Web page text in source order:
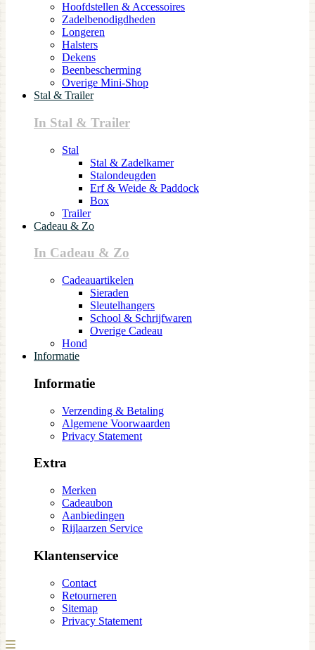
Hoofdstellen & Accessoires
Zadelbenodigdheden
Longeren
Halsters
Dekens
Beenbescherming
Overige Mini-Shop
Stal & Trailer
In Stal & Trailer
Stal
Stal & Zadelkamer
Stalondeugden
Erf & Weide & Paddock
Box
Trailer
Cadeau & Zo
In Cadeau & Zo
Cadeauartikelen
Sieraden
Sleutelhangers
School & Schrijfwaren
Overige Cadeau
Hond
Informatie
Informatie
Verzending & Betaling
Algemene Voorwaarden
Privacy Statement
Extra
Merken
Cadeaubon
Aanbiedingen
Rijlaarzen Service
Klantenservice
Contact
Retourneren
Sitemap
Privacy Statement